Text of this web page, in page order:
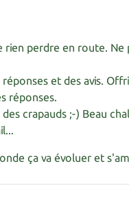
rien perdre en route. Ne
et des avis.
réponses.
crapauds ;-) Beau
ça va évoluer et